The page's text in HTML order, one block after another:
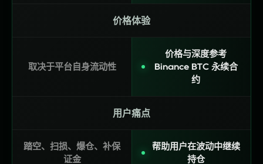
价格体验
取决于平台自身流动性
价格与深度参考
Binance BTC 永续合
约
用户痛点
踏空、扫损、爆仓、补保
证金
帮助用户在波动中继续
持仓